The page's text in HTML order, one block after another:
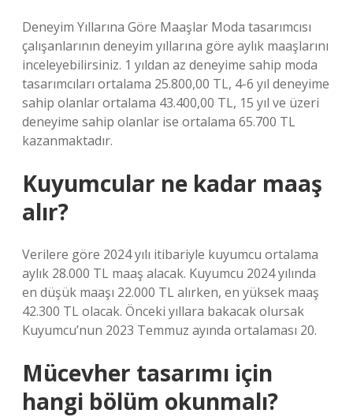
Deneyim Yıllarına Göre Maaşlar Moda tasarımcısı
çalışanlarının deneyim yıllarına göre aylık maaşlarını
inceleyebilirsiniz. 1 yıldan az deneyime sahip moda
tasarımcıları ortalama 25.800,00 TL, 4-6 yıl deneyime
sahip olanlar ortalama 43.400,00 TL, 15 yıl ve üzeri
deneyime sahip olanlar ise ortalama 65.700 TL
kazanmaktadır.
Kuyumcular ne kadar maaş
alır?
Verilere göre 2024 yılı itibariyle kuyumcu ortalama
aylık 28.000 TL maaş alacak. Kuyumcu 2024 yılında
en düşük maaşı 22.000 TL alırken, en yüksek maaş
42.300 TL olacak. Önceki yıllara bakacak olursak
Kuyumcu’nun 2023 Temmuz ayında ortalaması 20.
Mücevher tasarımı için
hangi bölüm okunmalı?